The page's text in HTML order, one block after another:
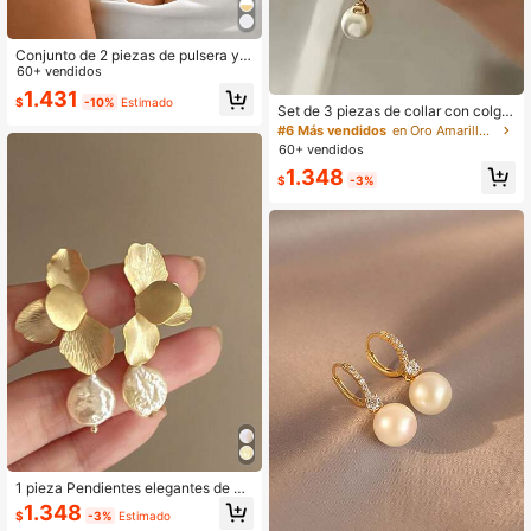
Conjunto de 2 piezas de pulsera y c
ollar de doble capa con corazón de
perlas falsas y cadena hecha a man
o para mujeres
60+ vendidos
$1.431 -10% Estimado
1 pieza Pendientes elegantes de es
tilo francés de diseño versátil y de a
lta gama con flor, perla y borla retro
$1.348 -3% Estimado
Set de 3 piezas de collar con colga
nte de perla y aretes de lujo
#6 Más vendidos
en Oro Amarillo Conjuntos de joyas para mujer
60+ vendidos
$1.348 -3%